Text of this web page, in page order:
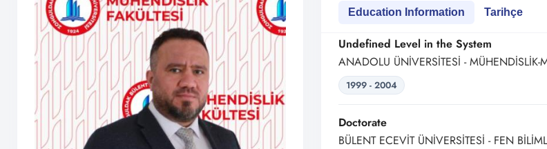
Education Information Tarihçe
Undefined Level in the System
ANADOLU ÜNİVERSİTESİ - MÜHENDİSLİK-
1999 - 2004
Doctorate
BÜLENT ECEVİT ÜNİVERSİTESİ - FEN